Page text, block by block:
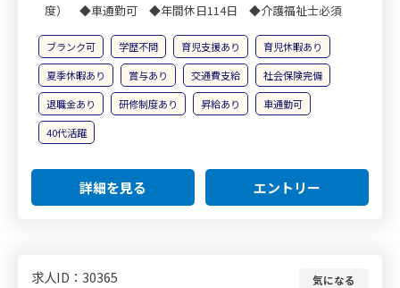
度） ◆車通勤可 ◆年間休日114日 ◆介護福祉士必須
ブランク可 学歴不問 育児支援あり
育児休暇あり
夏季休暇あり
賞与あり 交通費支給
社会保険完備
退職金あり
研修制度あり 昇給あり
車通勤可
40代活躍
詳細を見る エントリー
求人ID：30365
気になる